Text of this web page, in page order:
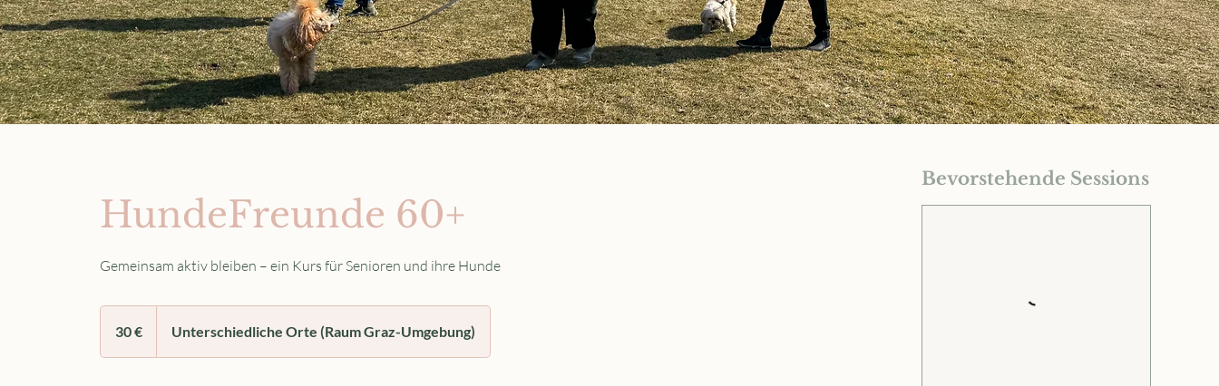
HundeFreunde 60+
Gemeinsam aktiv bleiben – ein Kurs für Senioren und ihre Hunde
30
30 € Unterschiedliche Orte (Raum Graz-Umgebung)
Bevorstehende Sessions